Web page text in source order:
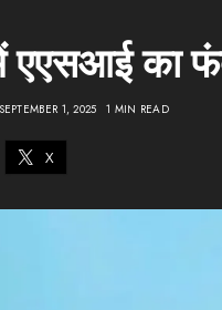
एएसआई का
X
SEPTEMBER 1, 2025 1 MIN READ